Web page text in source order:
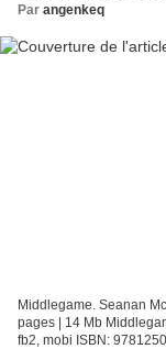
Par angenkeq
Middlegame. Seanan
pages | 14 Mb
fb2, mobi ISBN: